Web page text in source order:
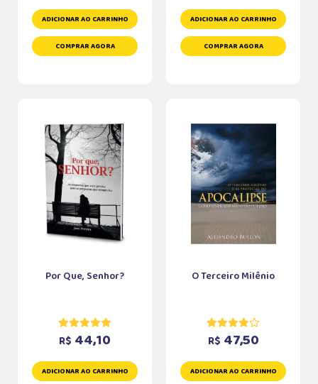
ADICIONAR AO CARRINHO
COMPRAR AGORA
ADICIONAR AO CARRINHO
COMPRAR AGORA
Por Que, Senhor?
R$ 44,10
ADICIONAR AO CARRINHO
O Terceiro Milênio
R$ 47,50
ADICIONAR AO CARRINHO